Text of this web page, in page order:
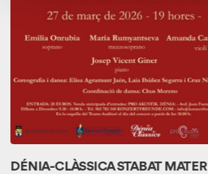
DÉNIA-CLÀSSICA STABAT MATER